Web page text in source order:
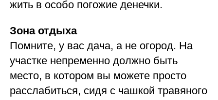
жить в особо погожие денечки.
Зона отдыха
Помните, у вас дача, а не огород. На
участке непременно должно быть
место, в котором вы можете просто
расслабиться, сидя с чашкой травяного